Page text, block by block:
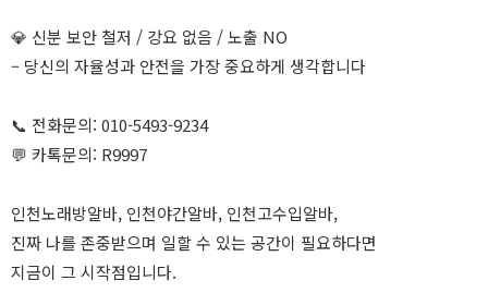
💎 신분 보안 철저 / 강요 없음 / 노출 NO
– 당신의 자율성과 안전을 가장 중요하게 생각합니다
📞 전화문의: 010-5493-9234
💬 카톡문의: R9997
인천노래방알바, 인천야간알바, 인천고수입알바,
진짜 나를 존중받으며 일할 수 있는 공간이 필요하다면
지금이 그 시작점입니다.